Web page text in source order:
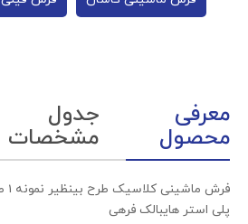
معرفی
محصول
جدول
مشخصات
پلی استر هایبالک فرهی